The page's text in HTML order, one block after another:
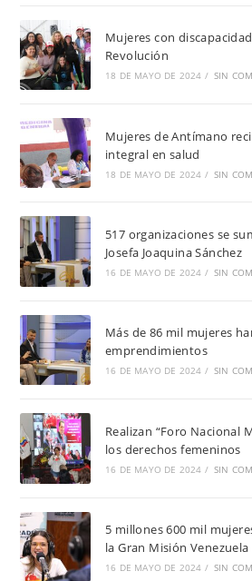
Mujeres con
Revolución
18 DE MAYO DE 2024 / SIN
Mujeres de Antímano
integral en salud
18 DE MAYO DE 2024 / SIN
517 organizaciones se
Josefa Joaquina Sánchez
16 DE MAYO DE 2024 / SIN
Más de 86 mil mujeres
emprendimientos
16 DE MAYO DE 2024 / SIN
Realizan “Foro Nacional
los derechos femeninos
16 DE MAYO DE 2024 / SIN
5 millones 600 mil
la Gran Misión
16 DE MAYO DE 2024 / SIN